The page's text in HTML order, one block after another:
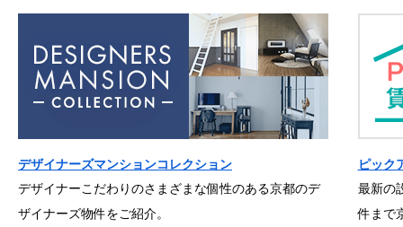
デザイナーズマンションコレクション
デザイナーこだわりのさまざまな個性のある京都のデ
ザイナーズ物件をご紹介。
ピック
最新の
件まで